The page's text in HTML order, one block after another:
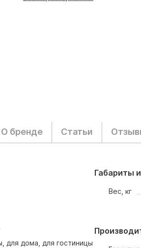
О бренде Статьи
для дома, для гостиницы
Габариты
Вес, кг